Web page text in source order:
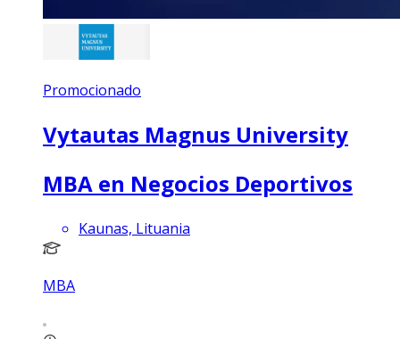
Promocionado
Vytautas Magnus University
MBA en Negocios Deportivos
Kaunas, Lituania
MBA